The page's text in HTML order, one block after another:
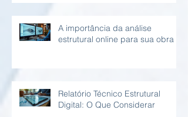
A importância da análise
estrutural online para sua obra
Relatório Técnico Estrutural
Digital: O Que Considerar